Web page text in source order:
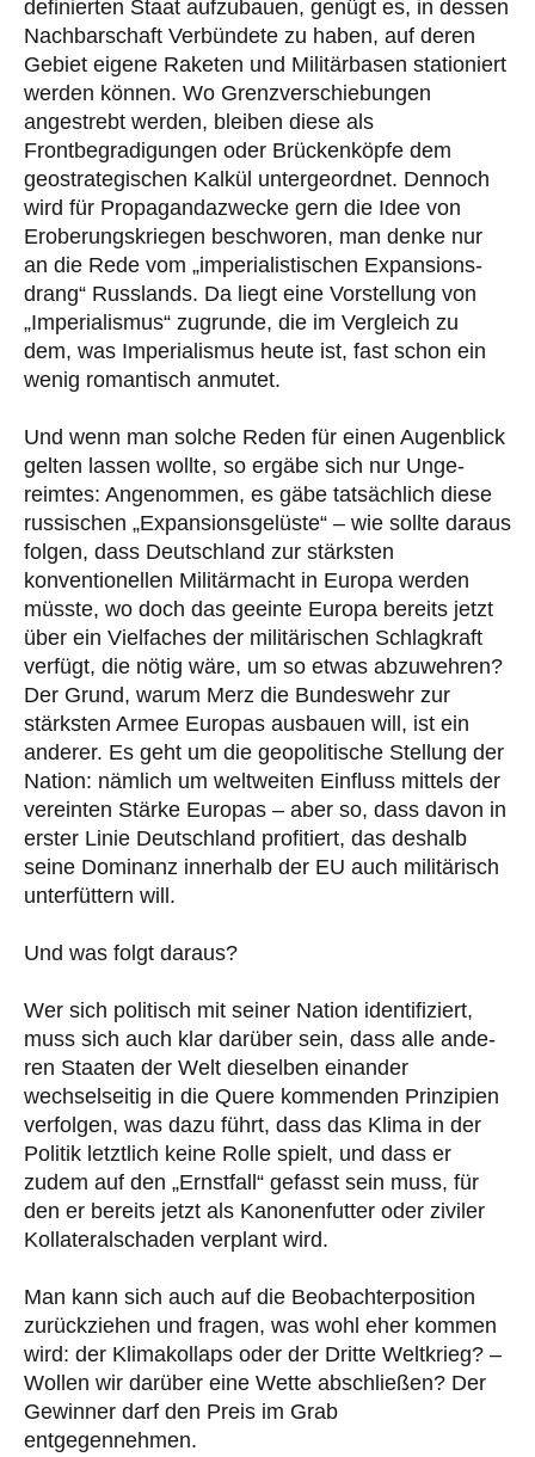
definierten Staat aufzubauen, genügt es, in dessen
Nachbarschaft Verbündete zu haben, auf deren
Gebiet eigene Raketen und Militärbasen stationiert
werden können. Wo Grenz­ver­schie­bun­gen
angestrebt werden, bleiben diese als
Frontbegradigungen oder Brückenköpfe dem
geostrate­gischen Kalkül untergeordnet. Dennoch
wird für Propagandazwecke gern die Idee von
Eroberungs­kriegen beschworen, man denke nur
an die Rede vom „imperialistischen Expansions­
drang“ Russ­lands. Da liegt eine Vorstellung von
„Imperialismus“ zugrunde, die im Vergleich zu
dem, was Imperialismus heute ist, fast schon ein
wenig romantisch anmutet.
Und wenn man solche Reden für einen Augenblick
gelten lassen wollte, so ergäbe sich nur Un­ge­
reimtes: Angenommen, es gäbe tatsächlich diese
russischen „Expansionsgelüste“ – wie sollte daraus
folgen, dass Deutschland zur stärksten
konventionellen Militärmacht in Europa werden
müsste, wo doch das geeinte Europa bereits jetzt
über ein Vielfaches der militärischen Schlagkraft
verfügt, die nötig wäre, um so etwas abzuwehren?
Der Grund, warum Merz die Bundeswehr zur
stärksten Armee Europas ausbauen will, ist ein
anderer. Es geht um die geopolitische Stellung der
Nation: nämlich um weltweiten Einfluss mittels der
vereinten Stärke Europas – aber so, dass davon in
erster Linie Deutschland profitiert, das deshalb
seine Dominanz innerhalb der EU auch militärisch
unter­füttern will.
Und was folgt daraus?
Wer sich politisch mit seiner Nation identifiziert,
muss sich auch klar darüber sein, dass alle ande­
ren Staaten der Welt dieselben einander
wechselseitig in die Quere kommenden Prinzi­pien
verfol­gen, was dazu führt, dass das Klima in der
Politik letztlich keine Rolle spielt, und dass er
zudem auf den „Ernstfall“ gefasst sein muss, für
den er bereits jetzt als Kanonenfutter oder ziviler
Kolla­teral­schaden verplant wird.
Man kann sich auch auf die Beobachterposition
zurückziehen und fragen, was wohl eher kommen
wird: der Klimakollaps oder der Dritte Weltkrieg? –
Wollen wir darüber eine Wette abschließen? Der
Gewinner darf den Preis im Grab
entgegennehmen.